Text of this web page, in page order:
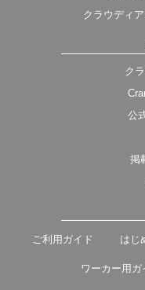
クラウディ
ク
公
掲
ご利用ガイド はじ
ワーカー用ガ